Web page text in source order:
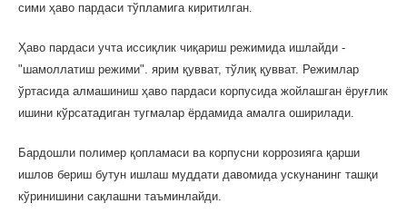
сими ҳаво пардаси тўпламига киритилган.
Ҳаво пардаси учта иссиқлик чиқариш режимида ишлайди -
"шамоллатиш режими". ярим қувват, тўлиқ қувват. Режимлар
ўртасида алмашиниш ҳаво пардаси корпусида жойлашган ёруғлик
ишини кўрсатадиган тугмалар ёрдамида амалга оширилади.
Бардошли полимер қопламаси ва корпусни коррозияга қарши
ишлов бериш бутун ишлаш муддати давомида ускунанинг ташқи
кўринишини сақлашни таъминлайди.